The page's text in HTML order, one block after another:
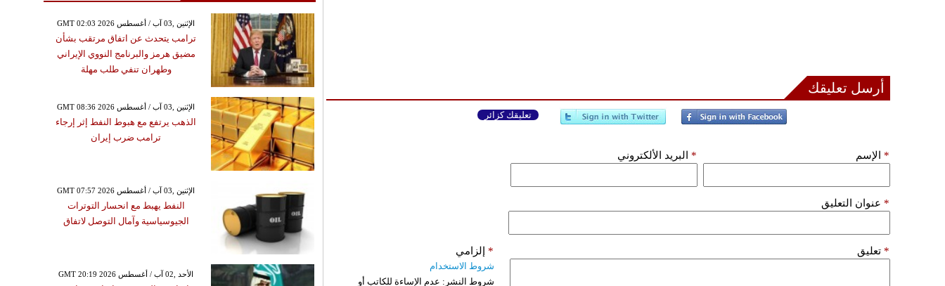
أرسل تعليقك
تعليقك كزائر
الإسم * البريد الألكتروني *
عنوان التعليق *
تعليق * إلزامي *
شروط الاستخدام
شروط النشر: عدم الإساءة للكاتب أو
GMT 02:03 2026 الإثنين ,03 آب / أغسطس
ترامب يتحدث عن اتفاق مرتقب بشأن
مضيق هرمز والبرنامج النووي الإيراني
وطهران تنفي طلب مهلة
GMT 08:36 2026 الإثنين ,03 آب / أغسطس
الذهب يرتفع مع هبوط النفط إثر إرجاء
ترامب ضرب إيران
GMT 07:57 2026 الإثنين ,03 آب / أغسطس
النفط يهبط مع انحسار التوترات
الجيوسياسية وآمال التوصل لاتفاق
GMT 20:19 2026 الأحد ,02 آب / أغسطس